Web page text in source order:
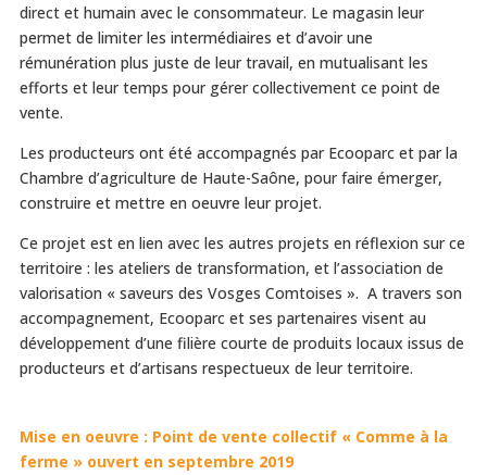
direct et humain avec le consommateur. Le magasin leur
permet de limiter les intermédiaires et d’avoir une
rémunération plus juste de leur travail, en mutualisant les
efforts et leur temps pour gérer collectivement ce point de
vente.
Les producteurs ont été accompagnés par Ecooparc et par la
Chambre d’agriculture de Haute-Saône, pour faire émerger,
construire et mettre en oeuvre leur projet.
Ce projet est en lien avec les autres projets en réflexion sur ce
territoire : les ateliers de transformation, et l’association de
valorisation « saveurs des Vosges Comtoises ». A travers son
accompagnement, Ecooparc et ses partenaires visent au
développement d’une filière courte de produits locaux issus de
producteurs et d’artisans respectueux de leur territoire.
Mise en oeuvre : Point de vente collectif « Comme à la
ferme » ouvert en septembre 2019